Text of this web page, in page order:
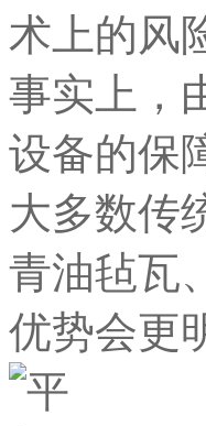
术上的风
事实上，
设备的保
大多数传
青油毡瓦
优势会更